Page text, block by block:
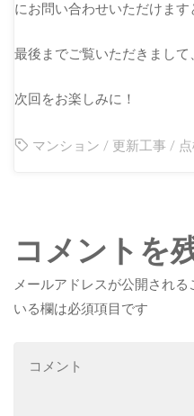
にお問い合わせいただけます
最後までご覧いただきまして
次回をお楽しみに！
マンション / 更新工事/
コメントを
メールアドレスが公開される
いる欄は必須項目です